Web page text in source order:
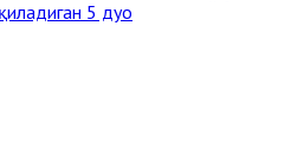
5 дуо